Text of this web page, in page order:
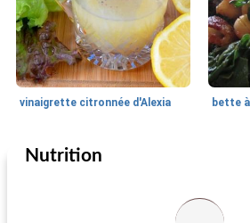
vinaigrette citronnée d'Alexia
Plat d'accompagnement
Nutrition